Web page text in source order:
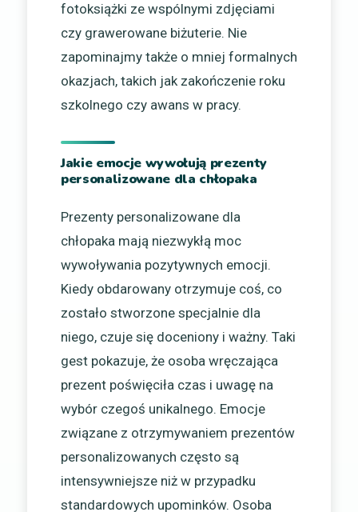
fotoksiążki ze wspólnymi zdjęciami
czy grawerowane biżuterie. Nie
zapominajmy także o mniej formalnych
okazjach, takich jak zakończenie roku
szkolnego czy awans w pracy.
Jakie emocje wywołują prezenty
personalizowane dla chłopaka
Prezenty personalizowane dla
chłopaka mają niezwykłą moc
wywoływania pozytywnych emocji.
Kiedy obdarowany otrzymuje coś, co
zostało stworzone specjalnie dla
niego, czuje się doceniony i ważny. Taki
gest pokazuje, że osoba wręczająca
prezent poświęciła czas i uwagę na
wybór czegoś unikalnego. Emocje
związane z otrzymywaniem prezentów
personalizowanych często są
intensywniejsze niż w przypadku
standardowych upominków. Osoba